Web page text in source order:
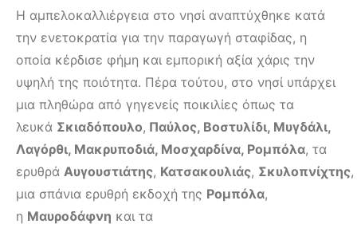
Η αμπελοκαλλιέργεια στο νησί αναπτύχθηκε κατά
την ενετοκρατία για την παραγωγή σταφίδας, η
οποία κέρδισε φήμη και εμπορική αξία χάρις την
υψηλή της ποιότητα. Πέρα τούτου, στο νησί υπάρχει
μια πληθώρα από γηγενείς ποικιλίες όπως τα
λευκά Σκιαδόπουλο, Παύλος, Βοστυλίδι, Μυγδάλι,
Λαγόρθι, Μακρυποδιά, Μοσχαρδίνα, Ρομπόλα, τα
ερυθρά Αυγουστιάτης, Κατσακουλιάς, Σκυλοπνίχτης,
μια σπάνια ερυθρή εκδοχή της Ρομπόλα,
η Μαυροδάφνη και τα